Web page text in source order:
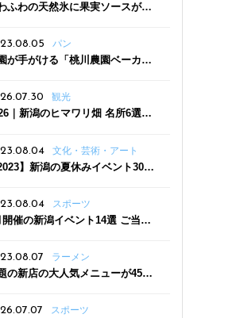
ふわの天然氷に果実ソースがた
駅近くにオープン
パン
が手がける「桃川農園ベーカリ
焼きたてパンのほか、ジェラー
やスムージーも
観光
｜新潟のヒマワリ畑 名所6選
文化・芸術・アート
2023】新潟の夏休みイベント30
スポーツ
開催の新潟イベント14選 ご当地
ラーメン
の新店の大人気メニューが450
ポン登場
スポーツ